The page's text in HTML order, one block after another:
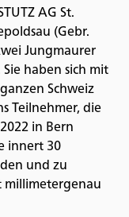
AG St.
(Gebr.
Jungmaurer
haben sich mit
Schweiz
Teilnehmer, die
in Bern
innert 30
und zu
millimetergenau